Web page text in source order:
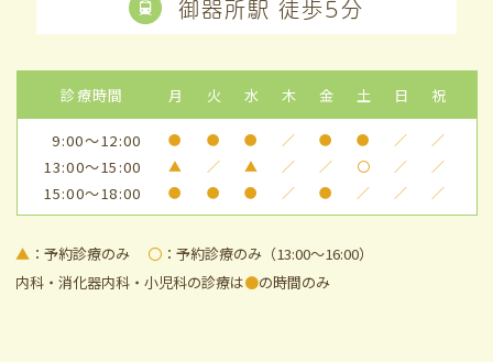
御器所駅 徒歩5分
診療時間 月 火 水 木 金 土 日 祝
9:00～12:00 ● ● ● ／ ● ● ／ ／
13:00～15:00 ▲ ／ ▲ ／ ／ 〇 ／ ／
15:00～18:00 ● ● ● ／ ● ／ ／ ／
▲ ：予約診療のみ 〇 ：予約診療のみ（13:00～16:00）
内科・消化器内科・小児科の診療は●の時間のみ